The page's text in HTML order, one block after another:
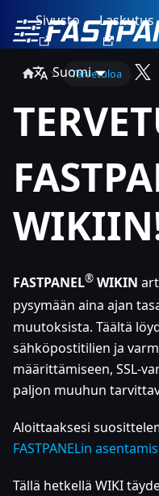
Sivusto Laskutus
SuomiTervetuloa
FASTPANEL® WIKIN
pysymään aina ajan
muutoksista. Täältä
sähköpostitilien ja
määrittämiseen, SSL-
paljon muuhun
Aloittaaksesi
FASTPANELin
Tällä hetkellä WIKI